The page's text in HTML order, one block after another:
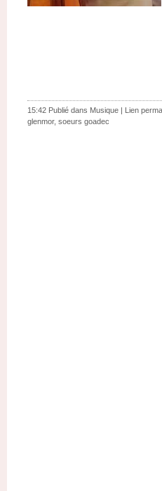
15:42 Publié dans Musique | Lien
glenmor, soeurs goadec